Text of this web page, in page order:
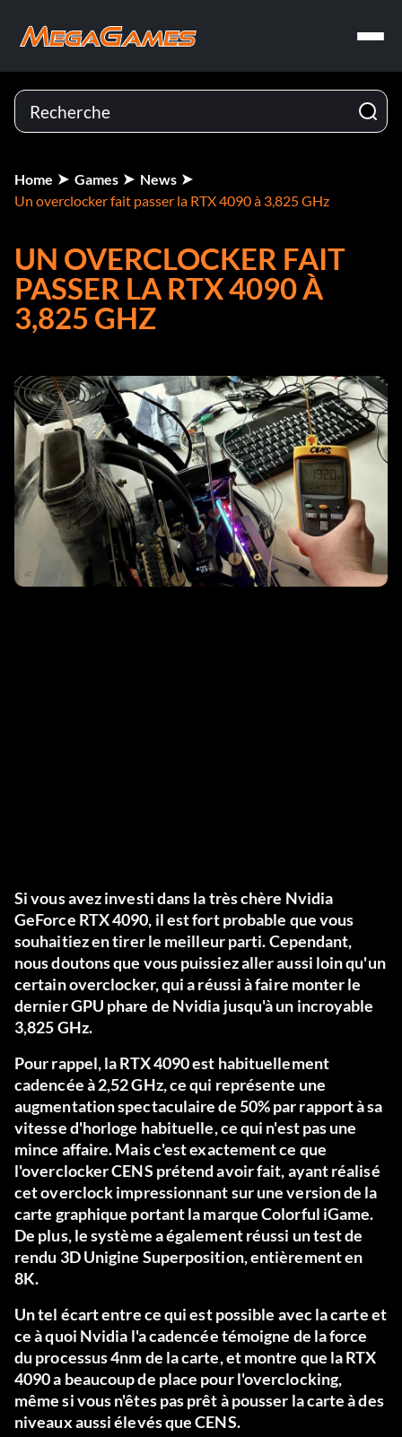
Home Games
News
Un overclocker fait passer la RTX 4090 à 3,825 GHz
UN OVERCLOCKER FAIT
PASSER LA RTX 4090 À
3,825 GHZ
Si vous avez investi dans la très chère Nvidia
GeForce RTX 4090, il est fort probable que vous
souhaitiez en tirer le meilleur parti. Cependant,
nous doutons que vous puissiez aller aussi loin qu'un
certain overclocker, qui a réussi à faire monter le
dernier GPU phare de Nvidia jusqu'à un incroyable
3,825 GHz.
Pour rappel, la RTX 4090 est habituellement
cadencée à 2,52 GHz, ce qui représente une
augmentation spectaculaire de 50% par rapport à sa
vitesse d'horloge habituelle, ce qui n'est pas une
mince affaire. Mais c'est exactement ce que
l'overclocker CENS prétend avoir fait, ayant réalisé
cet overclock impressionnant sur une version de la
carte graphique portant la marque Colorful iGame.
De plus, le système a également réussi un test de
rendu 3D Unigine Superposition, entièrement en
8K.
Un tel écart entre ce qui est possible avec la carte et
ce à quoi Nvidia l'a cadencée témoigne de la force
du processus 4nm de la carte, et montre que la RTX
4090 a beaucoup de place pour l'overclocking,
même si vous n'êtes pas prêt à pousser la carte à des
niveaux aussi élevés que CENS.